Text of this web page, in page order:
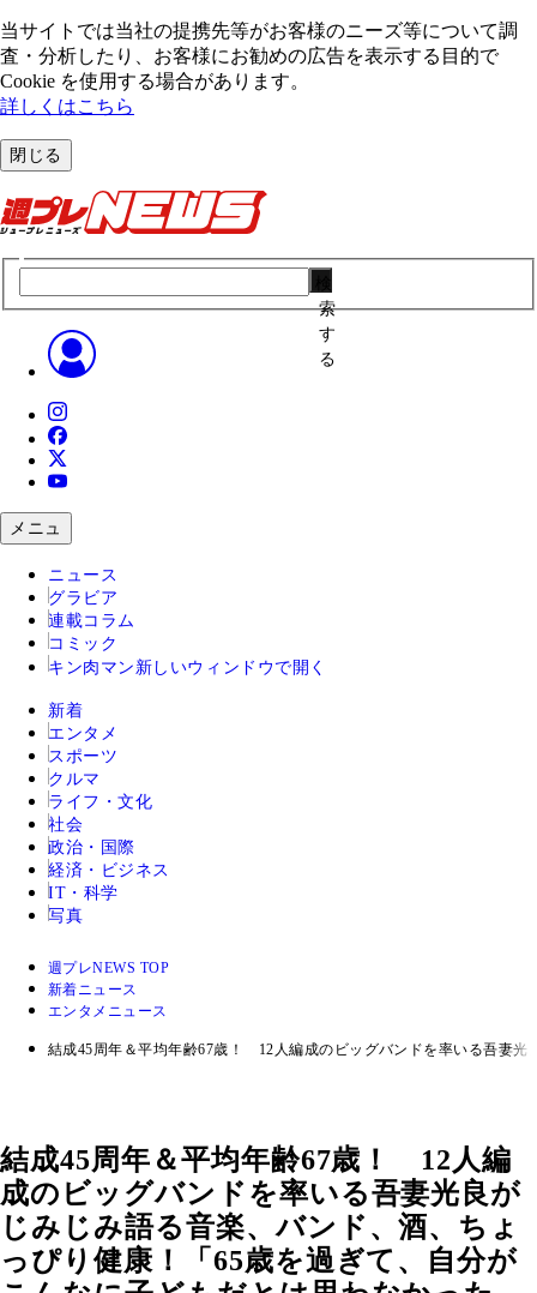
当サイトでは当社の提携先等がお客様のニーズ等について調
査・分析したり、お客様にお勧めの広告を表⽰する⽬的で
Cookie を使⽤する場合があります。
詳しくはこちら
閉じる
索
す
る
メニュ
ニュース
グラビア
連載コラム
コミック
キン肉マン 新しいウィンドウで開く
新着
エンタメ
スポーツ
クルマ
ライフ・文化
社会
政治・国際
経済・ビジネス
IT・科学
写真
週プレNEWS TOP
新着ニュース
エンタメニュース
結成45周年＆平均年齢67歳！ 12人編成のビッグバンドを率いる吾妻
結成45周年＆平均年齢67歳！ 12人編
成のビッグバンドを率いる吾妻光良が
じみじみ語る音楽、バンド、酒、ちょ
っぴり健康！「65歳を過ぎて、自分が